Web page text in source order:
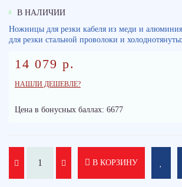
В НАЛИЧИИ
Ножницы для резки кабеля из меди и
для резки стальной проволоки и
14 079 р.
НАШЛИ ДЕШЕВЛЕ?
Цена в бонусных баллах: 6677
В КОРЗИНУ